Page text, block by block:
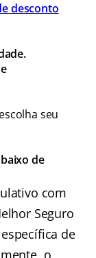
desconto
seu
de
com
Seguro
de
o